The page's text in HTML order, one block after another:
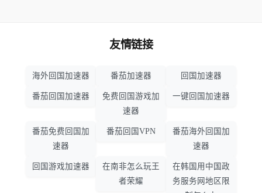
友情链接
海外回国加速器 番茄加速器 回国加速器
番茄回国加速器
免费回国游戏加
速器
一键回国加速器
番茄免费回国加
速器
番茄回国VPN
番茄海外回国加
速器
回国游戏加速器
在南非怎么玩王
者荣耀
在韩国用中国政
务服务网地区限